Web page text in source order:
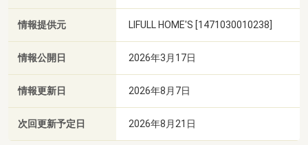
情報提供元 LIFULL HOME'S [1471030010238]
情報公開日 2026年3月17日
情報更新日 2026年8月7日
次回更新予定日 2026年8月21日